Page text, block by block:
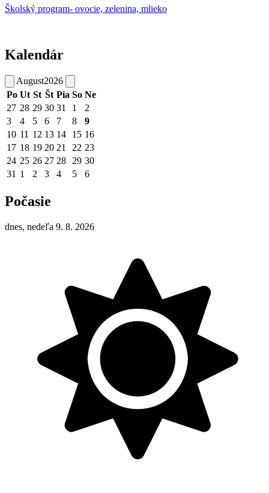
Školský program- ovocie, zelenina, mlieko
Kalendár
August2026
Po Ut St Št Pia So Ne
27 28 29 30 31 1
2
3
4 5 6 7 8
9
10 11 12 13 14 15 16
17 18 19 20 21 22 23
24 25 26 27 28 29 30
31 1 2 3 4 5 6
Počasie
dnes, nedeľa 9. 8. 2026